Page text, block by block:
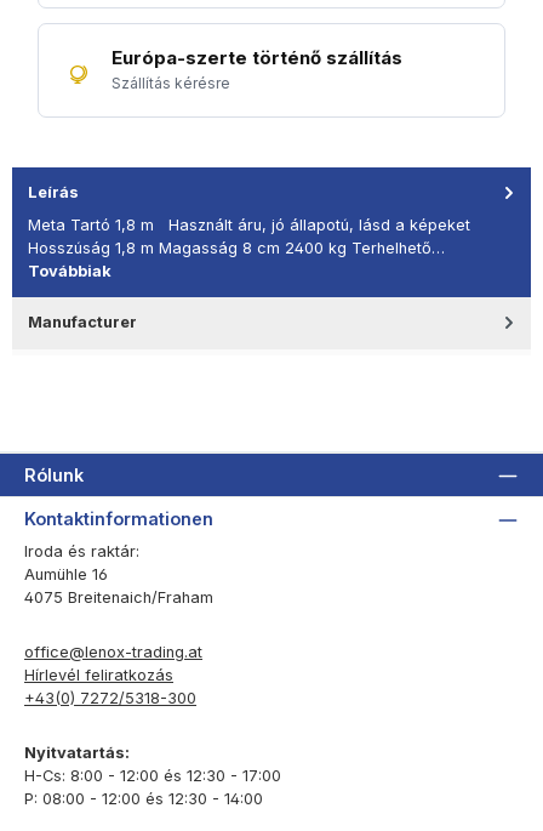
Európa-szerte történő szállítás
Szállítás kérésre
Leírás
Meta Tartó 1,8 m Használt áru, jó állapotú, lásd a képeket
Hosszúság 1,8 m Magasság 8 cm 2400 kg Terhelhető…
Továbbiak
Manufacturer
Rólunk
Kontaktinformationen
Iroda és raktár:
Aumühle 16
4075 Breitenaich/Fraham
office@lenox-trading.at
Hírlevél feliratkozás
+43(0) 7272/5318-300
Nyitvatartás:
H-Cs: 8:00 - 12:00 és 12:30 - 17:00
P: 08:00 - 12:00 és 12:30 - 14:00